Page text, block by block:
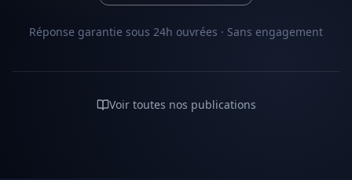
Réponse garantie sous 24h ouvrées · Sans engagement
Voir toutes nos publications